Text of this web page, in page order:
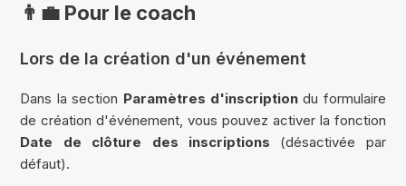
👨‍💼 Pour le coach
Lors de la création d'un événement
Dans la section Paramètres d'inscriptiondu formulaire
de création d'événement, vous pouvez activer la fonction
Date de clôture des inscriptions (désactivée par
défaut).